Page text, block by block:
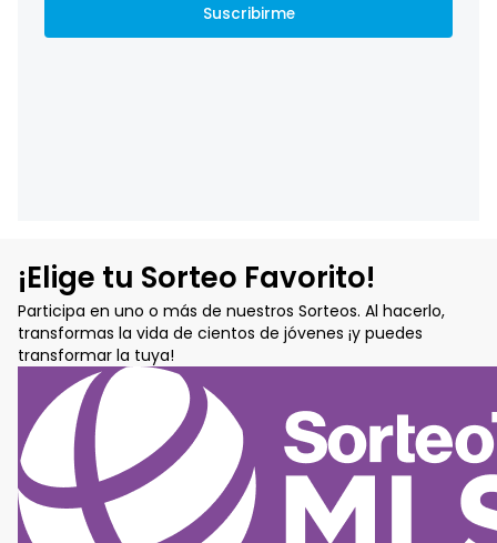
¡Elige tu Sorteo Favorito!
Participa en uno o más de nuestros Sorteos. Al hacerlo,
transformas la vida de cientos de jóvenes ¡y puedes
transformar la tuya!